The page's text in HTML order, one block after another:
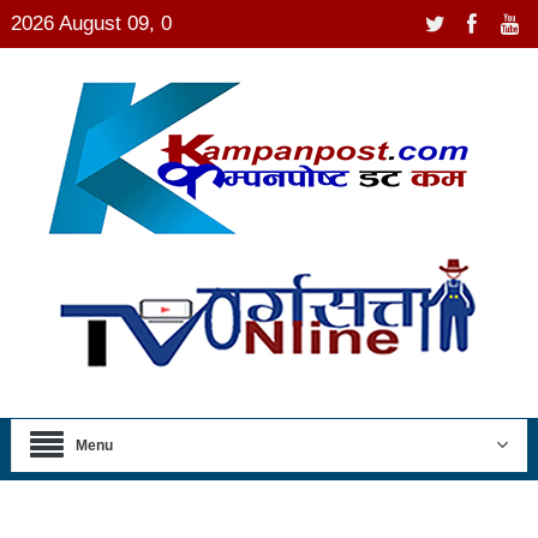
2026 August 09, 0
Menu